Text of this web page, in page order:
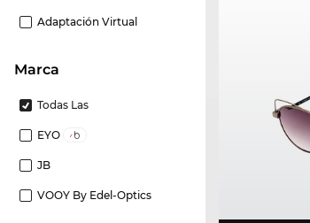
Adaptación Virtual
Marca
Todas Las
EYO
JB
VOOY By Edel-Optics